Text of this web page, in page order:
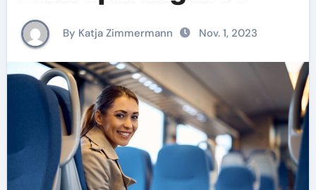
By Katja Zimmermann Nov. 1, 2023